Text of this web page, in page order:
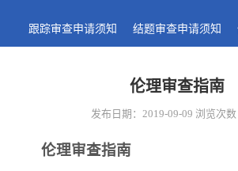
跟踪审查申请须知 结题审查申请须知
伦理审查指南
发布日期：2019-09-09 浏览次数
伦理审查指南